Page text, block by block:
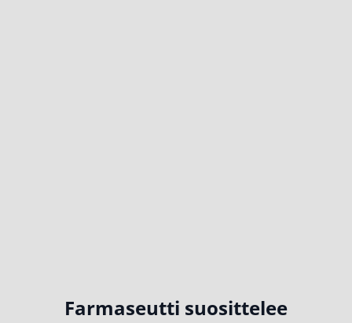
Farmaseutti suosittelee